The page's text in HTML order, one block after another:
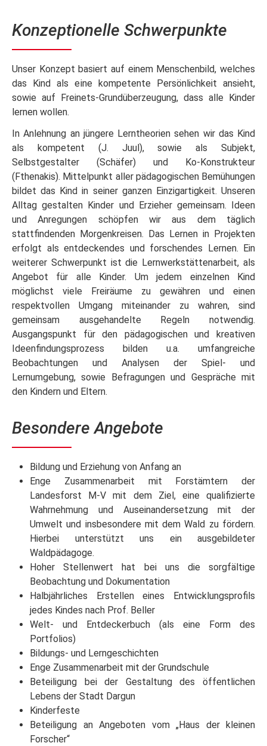
Konzeptionelle Schwerpunkte
Unser Konzept basiert auf einem Menschenbild, welches
das Kind als eine kompetente Persönlichkeit ansieht,
sowie auf Freinets-Grundüberzeugung, dass alle Kinder
lernen wollen.
In Anlehnung an jüngere Lerntheorien sehen wir das Kind
als kompetent (J. Juul), sowie als Subjekt,
Selbstgestalter (Schäfer) und Ko-Konstrukteur
(Fthenakis). Mittelpunkt aller pädagogischen Bemühungen
bildet das Kind in seiner ganzen Einzigartigkeit. Unseren
Alltag gestalten Kinder und Erzieher gemeinsam. Ideen
und Anregungen schöpfen wir aus dem täglich
stattfindenden Morgenkreisen. Das Lernen in Projekten
erfolgt als entdeckendes und forschendes Lernen. Ein
weiterer Schwerpunkt ist die Lernwerkstättenarbeit, als
Angebot für alle Kinder. Um jedem einzelnen Kind
möglichst viele Freiräume zu gewähren und einen
respektvollen Umgang miteinander zu wahren, sind
gemeinsam ausgehandelte Regeln notwendig.
Ausgangspunkt für den pädagogischen und kreativen
Ideenfindungsprozess bilden u.a. umfangreiche
Beobachtungen und Analysen der Spiel- und
Lernumgebung, sowie Befragungen und Gespräche mit
den Kindern und Eltern.
Besondere Angebote
Bildung und Erziehung von Anfang an
Enge Zusammenarbeit mit Forstämtern der
Landesforst M-V mit dem Ziel, eine qualifizierte
Wahrnehmung und Auseinandersetzung mit der
Umwelt und insbesondere mit dem Wald zu fördern.
Hierbei unterstützt uns ein ausgebildeter
Waldpädagoge.
Hoher Stellenwert hat bei uns die sorgfältige
Beobachtung und Dokumentation
Halbjährliches Erstellen eines Entwicklungsprofils
jedes Kindes nach Prof. Beller
Welt- und Entdeckerbuch (als eine Form des
Portfolios)
Bildungs- und Lerngeschichten
Enge Zusammenarbeit mit der Grundschule
Beteiligung bei der Gestaltung des öffentlichen
Lebens der Stadt Dargun
Kinderfeste
Beteiligung an Angeboten vom „Haus der kleinen
Forscher“